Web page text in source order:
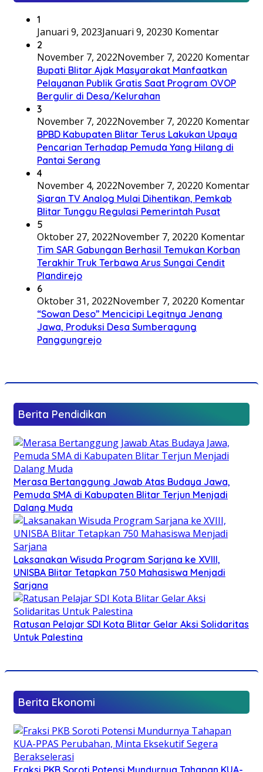
1
Januari 9, 2023Januari 9, 20230 Komentar
2
November 7, 2022November 7, 20220 Komentar
Bupati Blitar Ajak Masyarakat Manfaatkan
Pelayanan Publik Gratis Saat Program OVOP
Bergulir di Desa/Kelurahan
3
November 7, 2022November 7, 20220 Komentar
BPBD Kabupaten Blitar Terus Lakukan Upaya
Pencarian Terhadap Pemuda Yang Hilang di
Pantai Serang
4
November 4, 2022November 7, 20220 Komentar
Siaran TV Analog Mulai Dihentikan, Pemkab
Blitar Tunggu Regulasi Pemerintah Pusat
5
Oktober 27, 2022November 7, 20220 Komentar
Tim SAR Gabungan Berhasil Temukan Korban
Terakhir Truk Terbawa Arus Sungai Cendit
Plandirejo
6
Oktober 31, 2022November 7, 20220 Komentar
“Sowan Deso” Mencicipi Legitnya Jenang
Jawa, Produksi Desa Sumberagung
Panggungrejo
Berita Pendidikan
Merasa Bertanggung Jawab Atas Budaya Jawa,
Pemuda SMA di Kabupaten Blitar Terjun Menjadi
Dalang Muda
Laksanakan Wisuda Program Sarjana ke XVIII,
UNISBA Blitar Tetapkan 750 Mahasiswa Menjadi
Sarjana
Ratusan Pelajar SDI Kota Blitar Gelar Aksi Solidaritas
Untuk Palestina
Berita Ekonomi
Fraksi PKB Soroti Potensi Mundurnya Tahapan KUA-